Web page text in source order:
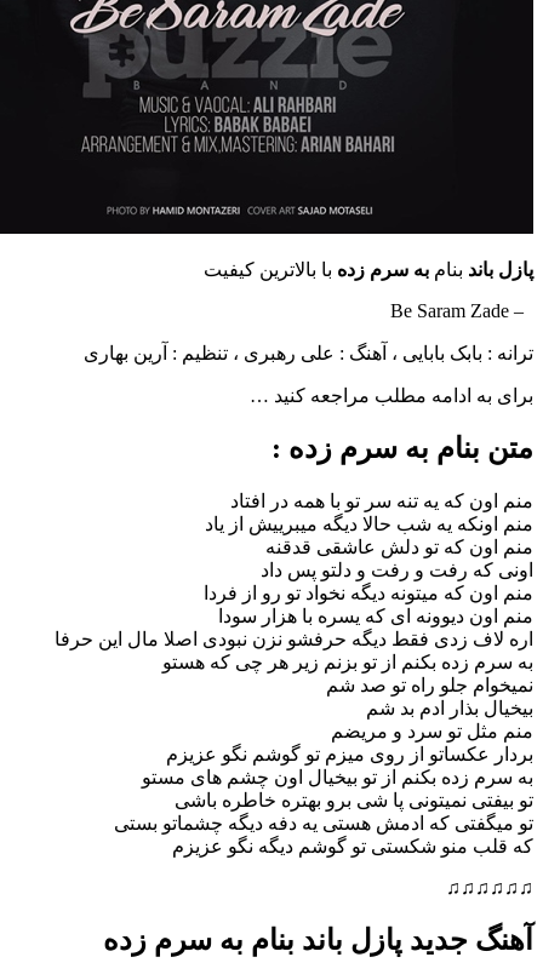
بنامبه سرم زده با بالاترین کیفیت
بابایی ، آهنگ : علی رهبری ، تنظیم : آرین بهاری
ادامه مطلب مراجعه کنید …
به سرم زده :
یه تنه سر تو با همه در افتاد
یه شب حالا دیگه میبرییش از یاد
که تو دلش عاشقی قدقنه
رفت و رفت و دلتو پس داد
میتونه دیگه نخواد تو رو از فردا
ای که یسره با هزار سودا
زدی فقط دیگه حرفشو نزن نبودی اصلا مال این حرفا
بکنم از تو بزنم زیر هر چی که هستو
جلو راه تو صد شم
ادم بد شم
تو سرد و مریضم
از روی میزم تو گوشم نگو عزیزم
بکنم از تو بیخیال اون چشم های مستو
نمیتونی پا شی برو بهتره خاطره باشی
که ادمش هستی یه دفه دیگه چشماتو بستی
شکستی تو گوشم دیگه نگو عزیزم
پازل باند بنام به سرم زده